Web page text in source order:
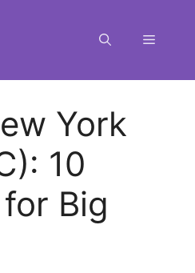
Menu
York
10
Big